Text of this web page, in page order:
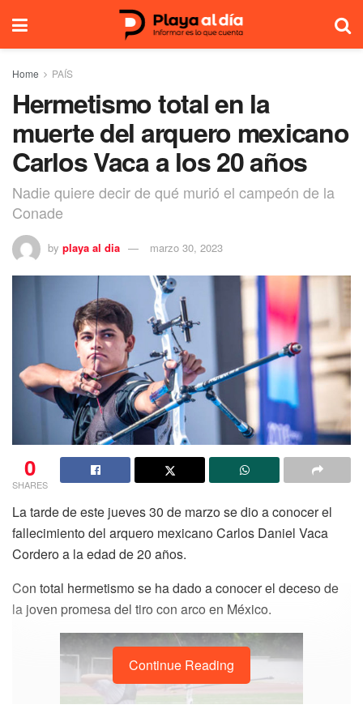
Home PAÍS
Hermetismo total en la
muerte del arquero mexicano
Carlos Vaca a los 20 años
Nadie quiere decir de qué murió el campeón de la
Conade
by playa al dia marzo 30, 2023
0
SHARES
La tarde de este jueves 30 de marzo se dio a conocer el
fallecimiento del arquero mexicano Carlos Daniel Vaca
Cordero a la edad de 20 años.
Con total hermetismo se ha dado a conocer el deceso de
la joven promesa del tiro con arco en México.
Continue Reading